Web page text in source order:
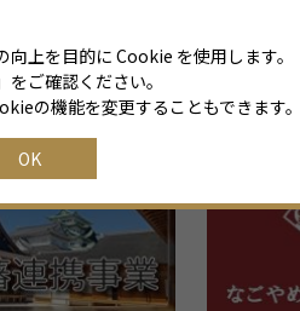
リンク
上を目的に Cookie を使用します。
」をご確認ください。
の機能を変更することもできます
OK